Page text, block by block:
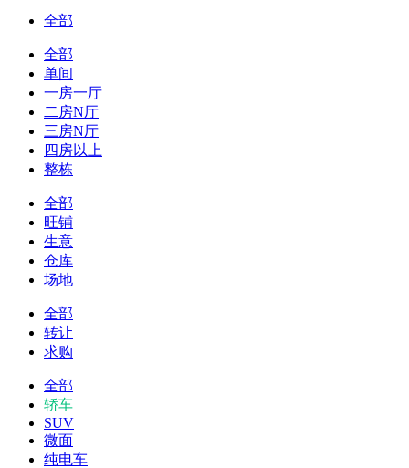
全部
全部
单间
一房一厅
二房N厅
三房N厅
四房以上
整栋
全部
旺铺
生意
仓库
场地
全部
转让
求购
全部
轿车
SUV
微面
纯电车